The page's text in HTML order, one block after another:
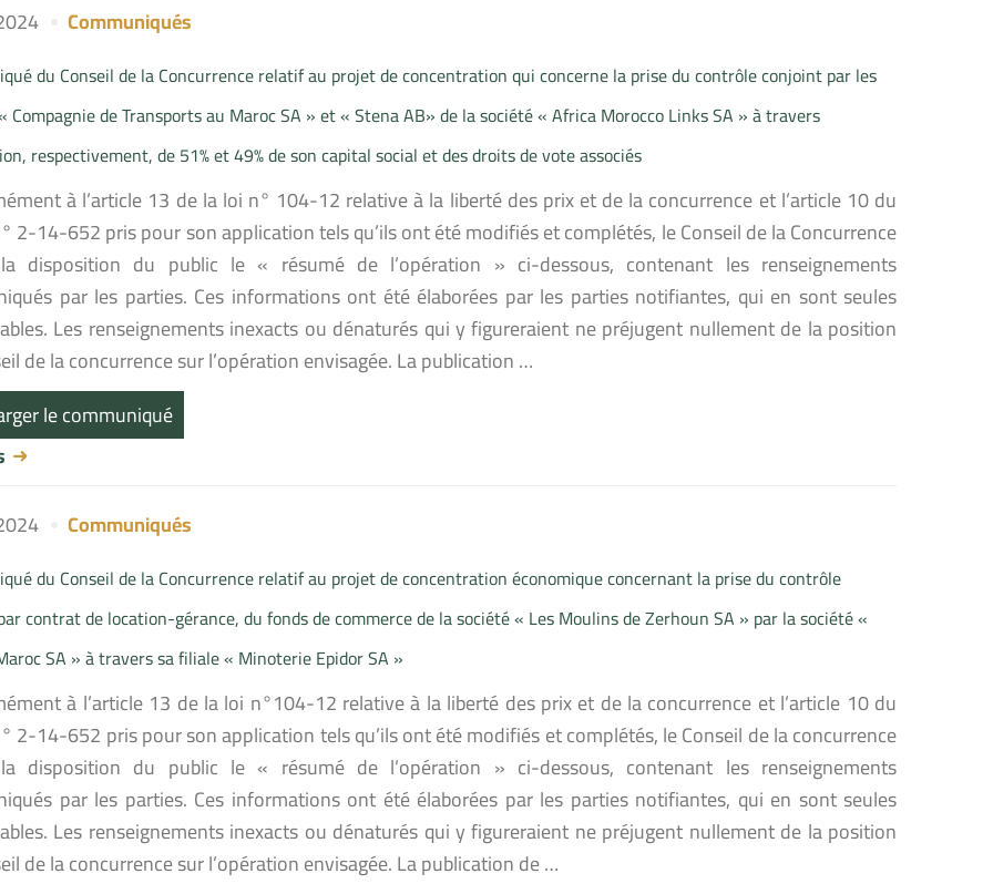
Communiqués
du Conseil de la Concurrence relatif au projet de concentration qui concerne la prise du contrôle conjoint par les
Compagnie de Transports au Maroc SA » et « Stena AB» de la société « Africa Morocco Links SA » à travers
respectivement, de 51% et 49% de son capital social et des droits de vote associés
à l’article 13 de la loi n° 104-12 relative à la liberté des prix et de la concurrence et l’article 10 du
2-14-652 pris pour son application tels qu’ils ont été modifiés et complétés, le Conseil de la Concurrence
disposition du public le « résumé de l’opération » ci-dessous, contenant les renseignements
par les parties. Ces informations ont été élaborées par les parties notifiantes, qui en sont seules
Les renseignements inexacts ou dénaturés qui y figureraient ne préjugent nullement de la position
de la concurrence sur l’opération envisagée. La publication …
le communiqué
Communiqués
du Conseil de la Concurrence relatif au projet de concentration économique concernant la prise du contrôle
contrat de location-gérance, du fonds de commerce de la société « Les Moulins de Zerhoun SA » par la société «
SA » à travers sa filiale « Minoterie Epidor SA »
à l’article 13 de la loi n°104-12 relative à la liberté des prix et de la concurrence et l’article 10 du
2-14-652 pris pour son application tels qu’ils ont été modifiés et complétés, le Conseil de la concurrence
disposition du public le « résumé de l’opération » ci-dessous, contenant les renseignements
par les parties. Ces informations ont été élaborées par les parties notifiantes, qui en sont seules
Les renseignements inexacts ou dénaturés qui y figureraient ne préjugent nullement de la position
de la concurrence sur l’opération envisagée. La publication de …